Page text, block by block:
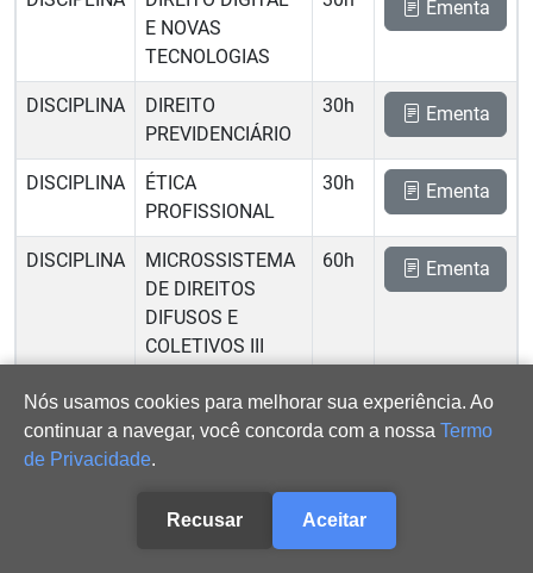
E NOVAS
TECNOLOGIAS
Ementa
DISCIPLINA
DIREITO
PREVIDENCIÁRIO
30h Ementa
DISCIPLINA
ÉTICA
PROFISSIONAL
30h Ementa
DISCIPLINA
MICROSSISTEMA
DE DIREITOS
DIFUSOS E
COLETIVOS III 
CONSUMIDOR
60h Ementa
ATIVIDADE
MONOGRAFIA
PRÁTICA
30h
Nós usamos cookies para melhorar sua experiência. Ao
continuar a navegar, você concorda com a nossa Termo
de Privacidade.
Recusar Aceitar